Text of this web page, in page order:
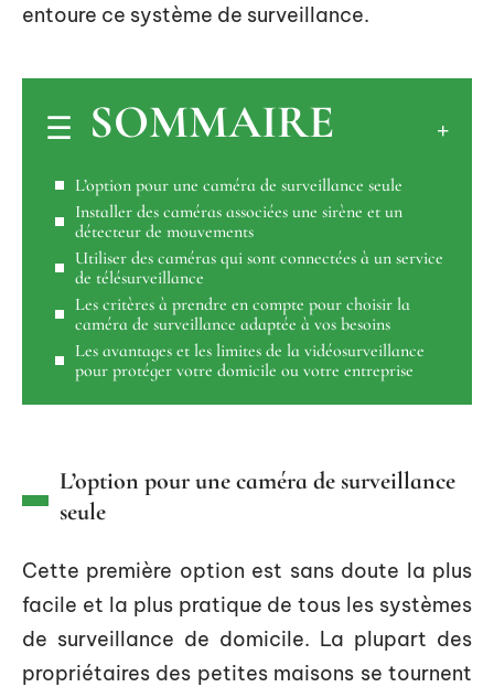
entoure ce système de surveillance.
SOMMAIRE
L’option pour une caméra de surveillance seule
Installer des caméras associées une sirène et un
détecteur de mouvements
Utiliser des caméras qui sont connectées à un service
de télésurveillance
Les critères à prendre en compte pour choisir la
caméra de surveillance adaptée à vos besoins
Les avantages et les limites de la vidéosurveillance
pour protéger votre domicile ou votre entreprise
L’option pour une caméra de surveillance
seule
Cette première option est sans doute la plus
facile et la plus pratique de tous les systèmes
de surveillance de domicile. La plupart des
propriétaires des petites maisons se tournent